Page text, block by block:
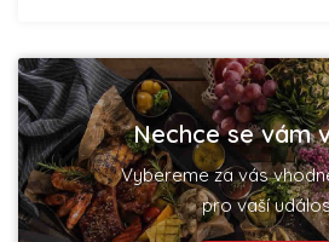
Nechce se vám
Vybereme za vás
pro vaší